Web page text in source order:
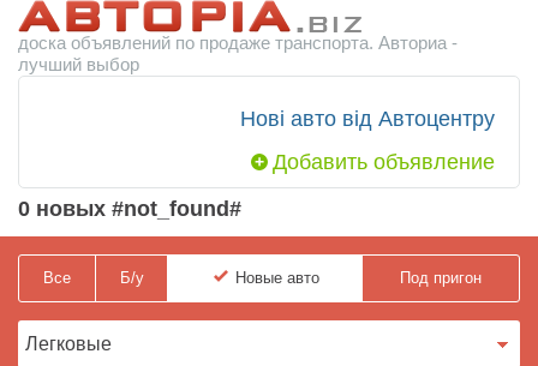
доска объявлений по продаже транспорта. Авториа -
лучший выбор
Нові авто від Автоцентру
Добавить объявление
0 новых #not_found#
Все Б/у Новые авто Под пригон